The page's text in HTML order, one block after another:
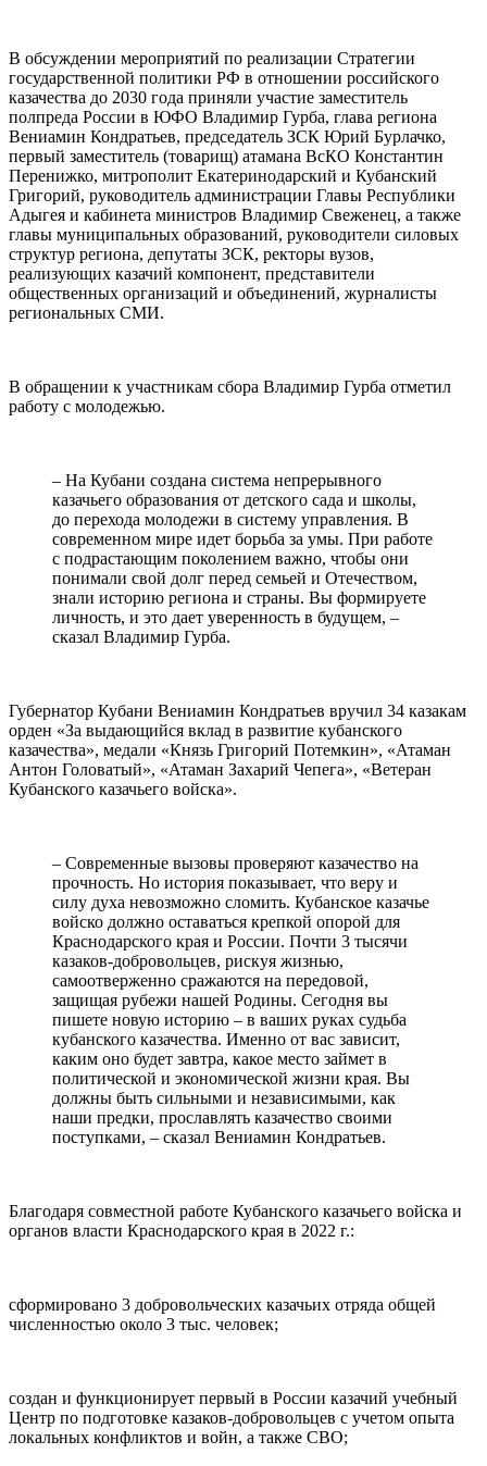
В обсуждении мероприятий по реализации Стратегии
государственной политики РФ в отношении российского
казачества до 2030 года приняли участие заместитель
полпреда России в ЮФО Владимир Гурба, глава региона
Вениамин Кондратьев, председатель ЗСК Юрий Бурлачко,
первый заместитель (товарищ) атамана ВсКО Константин
Перенижко, митрополит Екатеринодарский и Кубанский
Григорий, руководитель администрации Главы Республики
Адыгея и кабинета министров Владимир Свеженец, а также
главы муниципальных образований, руководители силовых
структур региона, депутаты ЗСК, ректоры вузов,
реализующих казачий компонент, представители
общественных организаций и объединений, журналисты
региональных СМИ.
В обращении к участникам сбора Владимир Гурба отметил
работу с молодежью.
– На Кубани создана система непрерывного
казачьего образования от детского сада и школы,
до перехода молодежи в систему управления. В
современном мире идет борьба за умы. При работе
с подрастающим поколением важно, чтобы они
понимали свой долг перед семьей и Отечеством,
знали историю региона и страны. Вы формируете
личность, и это дает уверенность в будущем, –
сказал Владимир Гурба.
Губернатор Кубани Вениамин Кондратьев вручил 34 казакам
орден «За выдающийся вклад в развитие кубанского
казачества», медали «Князь Григорий Потемкин», «Атаман
Антон Головатый», «Атаман Захарий Чепега», «Ветеран
Кубанского казачьего войска».
– Современные вызовы проверяют казачество на
прочность. Но история показывает, что веру и
силу духа невозможно сломить. Кубанское казачье
войско должно оставаться крепкой опорой для
Краснодарского края и России. Почти 3 тысячи
казаков-добровольцев, рискуя жизнью,
самоотверженно сражаются на передовой,
защищая рубежи нашей Родины. Сегодня вы
пишете новую историю – в ваших руках судьба
кубанского казачества. Именно от вас зависит,
каким оно будет завтра, какое место займет в
политической и экономической жизни края. Вы
должны быть сильными и независимыми, как
наши предки, прославлять казачество своими
поступками, – сказал Вениамин Кондратьев.
Благодаря совместной работе Кубанского казачьего войска и
органов власти Краснодарского края в 2022 г.:
сформировано 3 добровольческих казачьих отряда общей
численностью около 3 тыс. человек;
создан и функционирует первый в России казачий учебный
Центр по подготовке казаков-добровольцев с учетом опыта
локальных конфликтов и войн, а также СВО;